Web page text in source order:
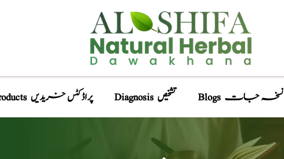
Products پراڈکٹس خریدیں Diagnosis تشخیص Blogs نسخہ جات